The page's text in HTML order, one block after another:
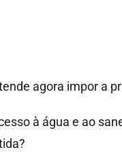
agora impor a
à água e ao